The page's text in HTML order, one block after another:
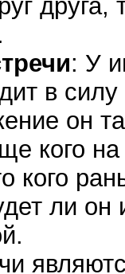
: У
в
он
кого
кого
ли